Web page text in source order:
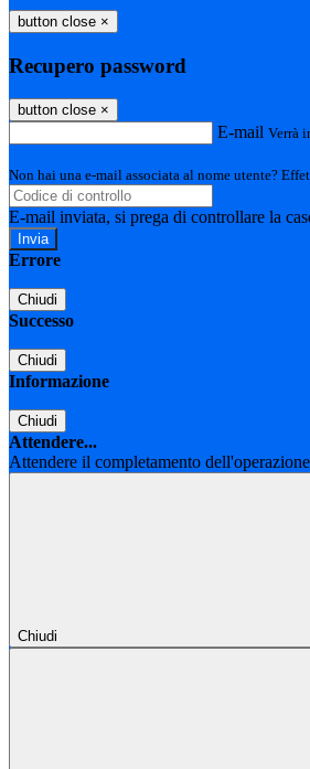
button close ×
Recupero password
button close ×
E-mail Verrà
Non hai una e-mail associata al nome utente?
E-mail inviata, si prega di controllare la
Errore
Chiudi
Successo
Chiudi
Informazione
Chiudi
Attendere...
Attendere il completamento
Chiudi